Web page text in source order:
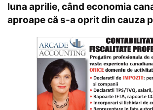
luna aprilie, când economia
aproape că s-a oprit din cauza